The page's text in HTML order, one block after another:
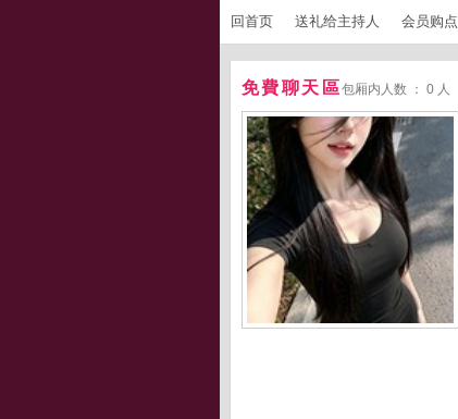
回首页 送礼给主持人 会员购点
免費聊天區包厢内人数 ： 0 人